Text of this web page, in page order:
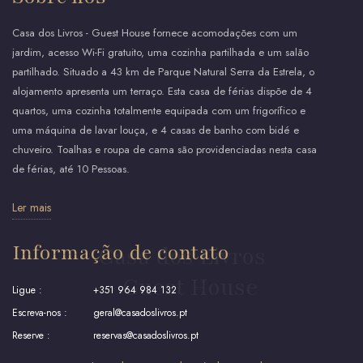
Casa dos Livros - Guest House fornece acomodações com um
jardim, acesso Wi-Fi gratuito, uma cozinha partilhada e um salão
partilhado. Situado a 43 km de Parque Natural Serra da Estrela, o
alojamento apresenta um terraço. Esta casa de férias dispõe de 4
quartos, uma cozinha totalmente equipada com um frigorífico e
uma máquina de lavar louça, e 4 casas de banho com bidé e
chuveiro. Toalhas e roupa de cama são providenciadas nesta casa
de férias, até 10 Pessoas.
Ler mais
Informação de contato
Ligue :
+351 964 984 132
Escreva-nos :
geral@casadoslivros.pt
Reserve :
reservas@casadoslivros.pt
Casa dos Livros
- Guest House